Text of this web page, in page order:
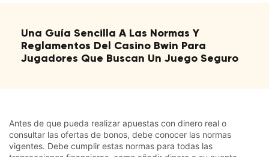
Una Guía Sencilla A Las Normas Y
Reglamentos Del Casino Bwin Para
Jugadores Que Buscan Un Juego Seguro
Antes de que pueda realizar apuestas con dinero real o
consultar las ofertas de bonos, debe conocer las normas
vigentes. Debe cumplir estas normas para todas las